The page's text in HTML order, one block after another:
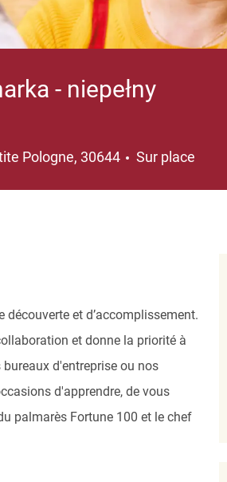
- niepełny
Pologne, 30644 Sur place
découverte et d’accomplissement.
et donne la priorité à
d'entreprise ou nos
d'apprendre, de vous
palmarès Fortune 100 et le chef